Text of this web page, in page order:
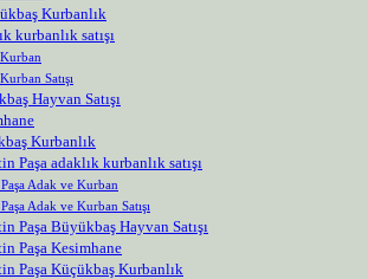
Kurbanlık
kurbanlık satışı
Satışı
Hayvan Satışı
Kurbanlık
Paşa adaklık kurbanlık satışı
Adak ve Kurban
Adak ve Kurban Satışı
Paşa Büyükbaş Hayvan Satışı
Paşa Kesimhane
Paşa Küçükbaş Kurbanlık